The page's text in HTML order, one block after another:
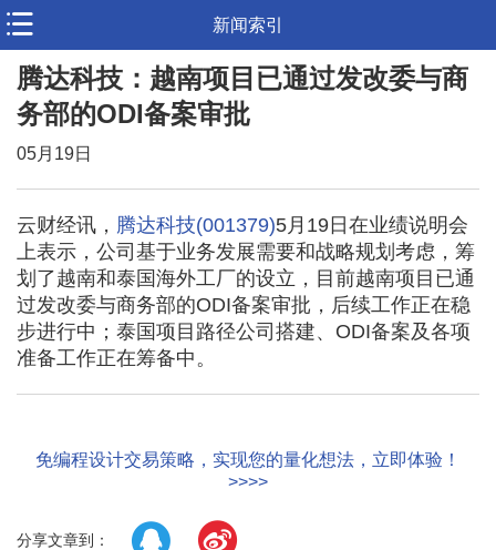
新闻索引
腾达科技：越南项目已通过发改委与商
务部的ODI备案审批
05月19日
云财经讯， 腾达科技(001379)5月19日在业绩说明会
上表示，公司基于业务发展需要和战略规划考虑，筹
划了越南和泰国海外工厂的设立，目前越南项目已通
过发改委与商务部的ODI备案审批，后续工作正在稳
步进行中；泰国项目路径公司搭建、ODI备案及各项
准备工作正在筹备中。
免编程设计交易策略，实现您的量化想法，立即体验！
>>>>
分享文章到：